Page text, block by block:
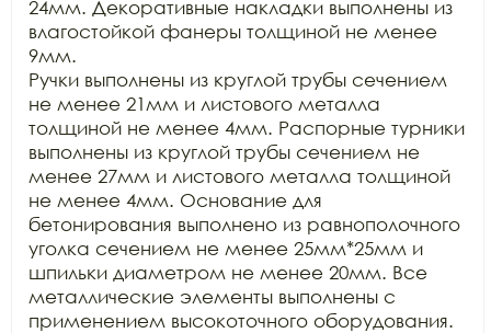
24мм. Декоративные накладки выполнены из
влагостойкой фанеры толщиной не менее
9мм.
Ручки выполнены из круглой трубы сечением
не менее 21мм и листового металла
толщиной не менее 4мм. Распорные турники
выполнены из круглой трубы сечением не
менее 27мм и листового металла толщиной
не менее 4мм. Основание для
бетонирования выполнено из равнополочного
уголка сечением не менее 25мм*25мм и
шпильки диаметром не менее 20мм. Все
металлические элементы выполнены с
применением высокоточного оборудования.